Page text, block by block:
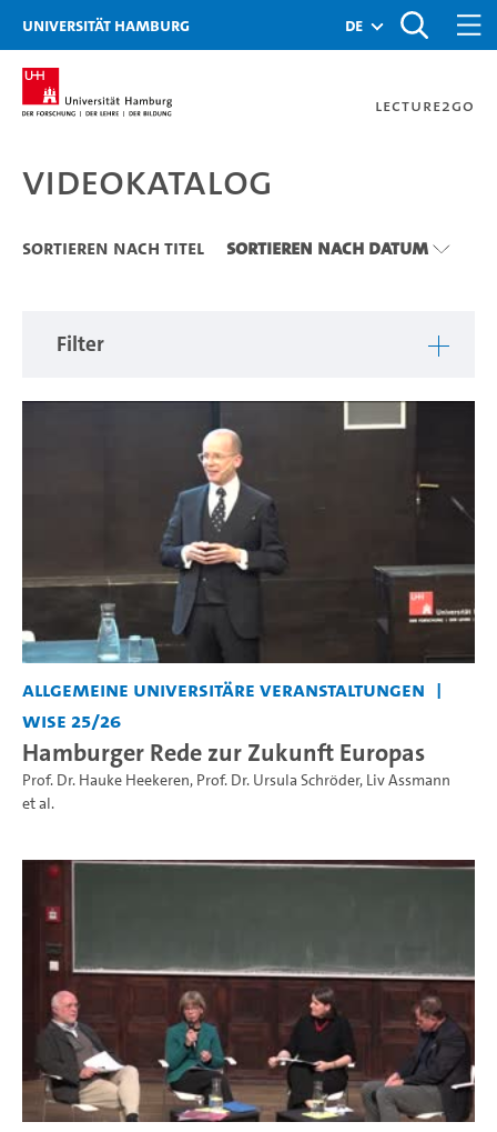
Zu den Filtern
Zur Metanavigation
Zur Hauptnavigation
Zur Suche
Zum Inhalt
Zum Seitenfuss
Universität Hamburg de
Lecture2Go
Videokatalog
Videokatalog
Sortieren nach Titel Sortieren nach Datum
Filter
Allgemeine universitäre Veranstaltungen
WiSe 25/26
Hamburger Rede zur Zukunft Europas
Prof. Dr. Hauke Heekeren, Prof. Dr. Ursula Schröder, Liv Assmann
et al.